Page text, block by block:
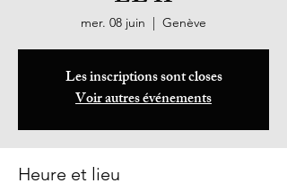
mer. 08 juin
  |
Genève
Les inscriptions sont closes
Voir autres événements
Heure et lieu